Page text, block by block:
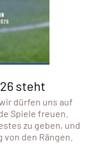
steht
dürfen uns auf
Spiele freuen.
zu geben, und
den Rängen.